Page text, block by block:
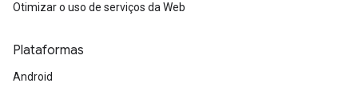
Otimizar o uso de serviços da Web
Plataformas
Android